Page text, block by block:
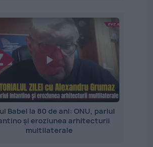
Babel la 80 de ani: ONU, pariul
și eroziunea arhitecturii
multilaterale